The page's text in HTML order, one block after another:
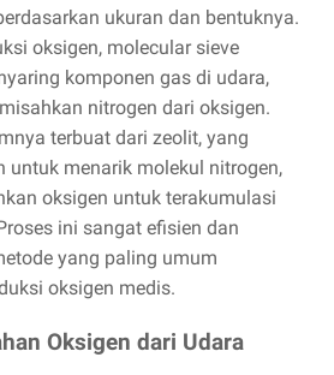
ukuran dan bentuknya.
oksigen, molecular sieve
komponen gas di udara,
nitrogen dari oksigen.
terbuat dari zeolit, yang
untuk menarik molekul nitrogen,
oksigen untuk terakumulasi
ini sangat efisien dan
yang paling umum
oksigen medis.
Oksigen dari Udara